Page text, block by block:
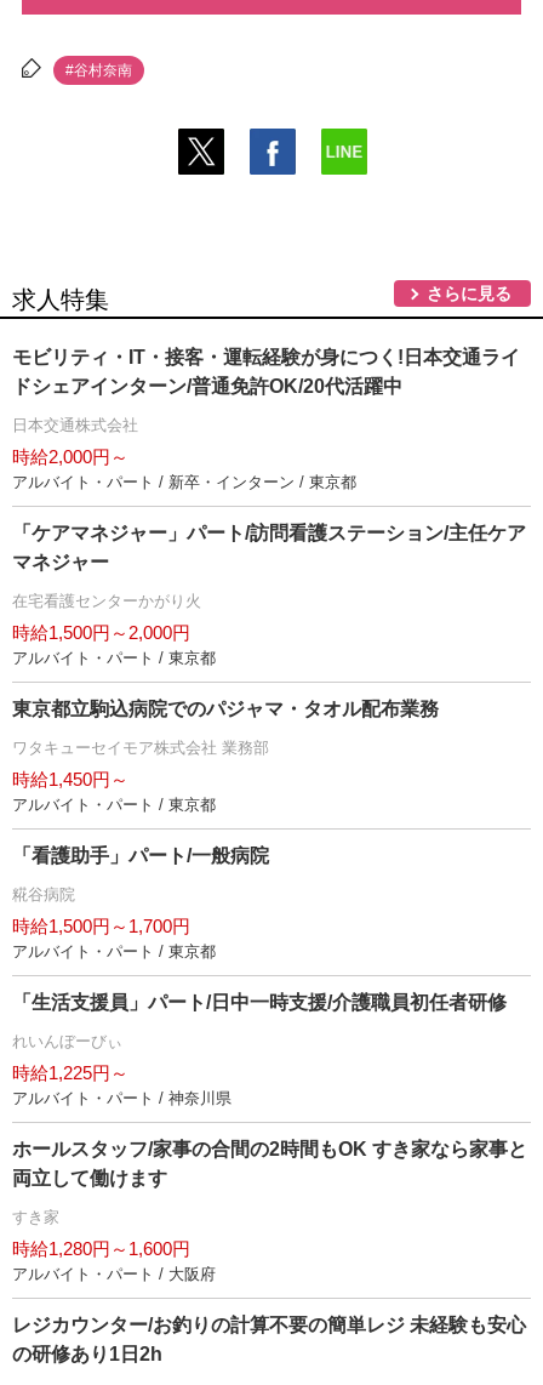
#谷村奈南
求人特集 さらに見る
モビリティ・IT・接客・運転経験が身につく!日本交通ライ
ドシェアインターン/普通免許OK/20代活躍中
日本交通株式会社
時給2,000円～
アルバイト・パート / 新卒・インターン / 東京都
「ケアマネジャー」パート/訪問看護ステーション/主任ケア
マネジャー
在宅看護センターかがり火
時給1,500円～2,000円
アルバイト・パート / 東京都
東京都立駒込病院でのパジャマ・タオル配布業務
ワタキューセイモア株式会社 業務部
時給1,450円～
アルバイト・パート / 東京都
「看護助手」パート/一般病院
糀谷病院
時給1,500円～1,700円
アルバイト・パート / 東京都
「生活支援員」パート/日中一時支援/介護職員初任者研修
れいんぼーびぃ
時給1,225円～
アルバイト・パート / 神奈川県
ホールスタッフ/家事の合間の2時間もOK すき家なら家事と
両立して働けます
すき家
時給1,280円～1,600円
アルバイト・パート / 大阪府
レジカウンター/お釣りの計算不要の簡単レジ 未経験も安心
の研修あり1日2h